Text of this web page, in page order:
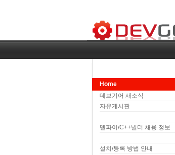
Home
데브기어 새소식
자유게시판
델파이/C++빌더 채용 정보
설치/등록 방법 안내